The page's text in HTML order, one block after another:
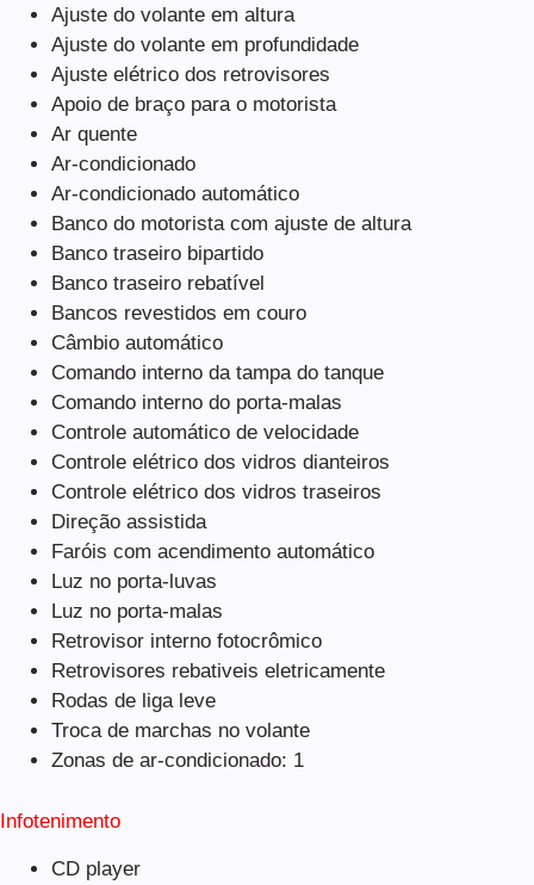
Ajuste do volante em altura
Ajuste do volante em profundidade
Ajuste elétrico dos retrovisores
Apoio de braço para o motorista
Ar quente
Ar-condicionado
Ar-condicionado automático
Banco do motorista com ajuste de altura
Banco traseiro bipartido
Banco traseiro rebatível
Bancos revestidos em couro
Câmbio automático
Comando interno da tampa do tanque
Comando interno do porta-malas
Controle automático de velocidade
Controle elétrico dos vidros dianteiros
Controle elétrico dos vidros traseiros
Direção assistida
Faróis com acendimento automático
Luz no porta-luvas
Luz no porta-malas
Retrovisor interno fotocrômico
Retrovisores rebativeis eletricamente
Rodas de liga leve
Troca de marchas no volante
Zonas de ar-condicionado: 1
Infotenimento
CD player